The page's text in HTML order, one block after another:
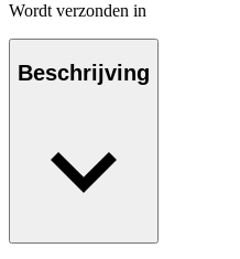
Wordt verzonden in
Beschrijving